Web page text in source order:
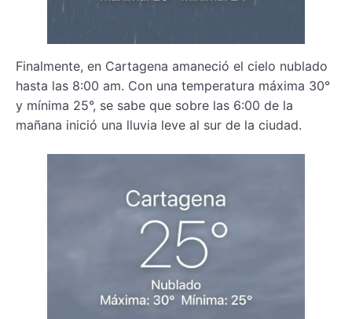
Finalmente, en Cartagena amaneció el cielo nublado
hasta las 8:00 am. Con una temperatura máxima 30°
y mínima 25°, se sabe que sobre las 6:00 de la
mañana inició una lluvia leve al sur de la ciudad.